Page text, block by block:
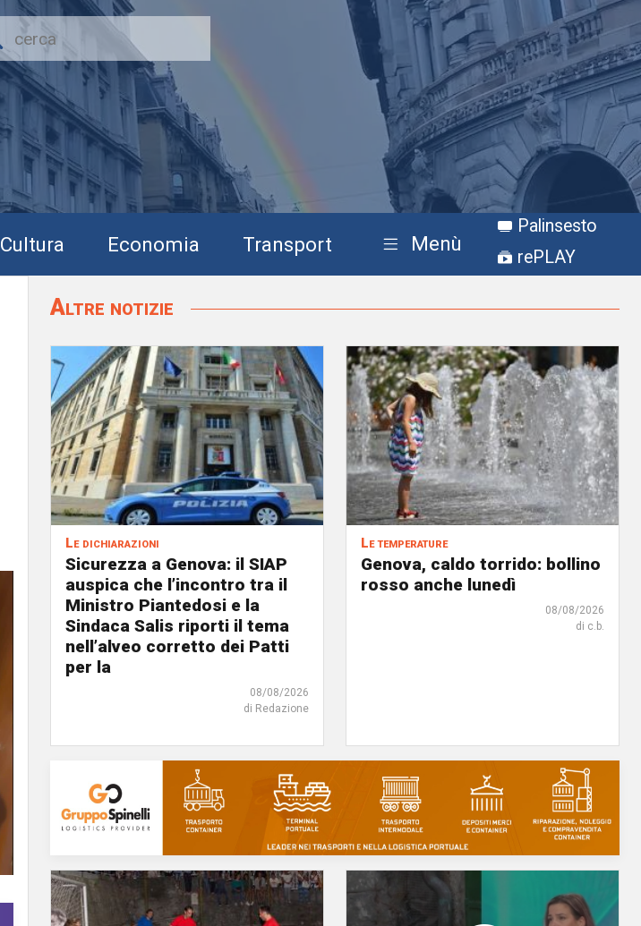
Cultura Economia Transport Menù
Palinsesto
rePLAY
Altre notizie
Le dichiarazioni
Sicurezza a Genova: il SIAP
auspica che l’incontro tra il
Ministro Piantedosi e la
Sindaca Salis riporti il tema
nell’alveo corretto dei Patti
per la
08/08/2026
di Redazione
Le temperature
Genova, caldo torrido: bollino
rosso anche lunedì
08/08/2026
di c.b.